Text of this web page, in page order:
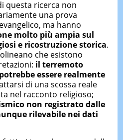
questa ricerca non
una prova
ma hanno
molto più ampia sul
e ricostruzione storica.
che esistono
il terremoto
essere realmente
di una scossa reale
nel racconto religioso;
non registrato dalle
rilevabile nei dati